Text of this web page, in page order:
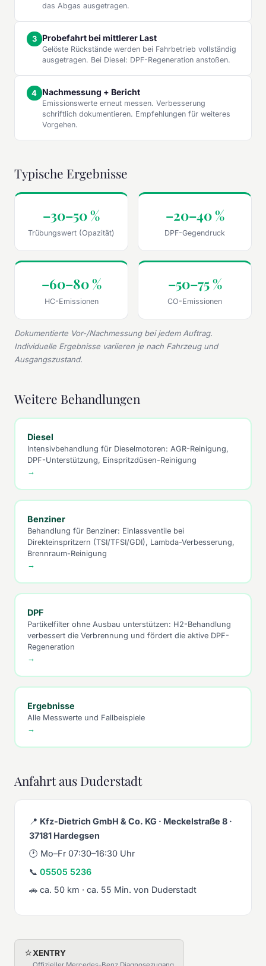
das Abgas ausgetragen.
Probefahrt bei mittlerer Last
Gelöste Rückstände werden bei Fahrbetrieb vollständig
ausgetragen. Bei Diesel: DPF-Regeneration anstoßen.
Nachmessung + Bericht
Emissionswerte erneut messen. Verbesserung
schriftlich dokumentieren. Empfehlungen für weiteres
Vorgehen.
Typische Ergebnisse
–30–50 %
Trübungswert (Opazität)
–20–40 %
DPF-Gegendruck
–60–80 %
HC-Emissionen
–50–75 %
CO-Emissionen
Dokumentierte Vor-/Nachmessung bei jedem Auftrag.
Individuelle Ergebnisse variieren je nach Fahrzeug und
Ausgangszustand.
Weitere Behandlungen
Diesel
Intensivbehandlung für Dieselmotoren: AGR-Reinigung,
DPF-Unterstützung, Einspritzdüsen-Reinigung
→
Benziner
Behandlung für Benziner: Einlassventile bei
Direkteinspritzern (TSI/TFSI/GDI), Lambda-Verbesserung,
Brennraum-Reinigung
→
DPF
Partikelfilter ohne Ausbau unterstützen: H2-Behandlung
verbessert die Verbrennung und fördert die aktive DPF-
Regeneration
→
Ergebnisse
Alle Messwerte und Fallbeispiele
→
Anfahrt aus Duderstadt
📍 Kfz-Dietrich GmbH & Co. KG · Meckelstraße 8 ·
37181 Hardegsen
🕐 Mo–Fr 07:30–16:30 Uhr
📞 05505 5236
🚗 ca. 50 km · ca. 55 Min. von Duderstadt
⭐XENTRY